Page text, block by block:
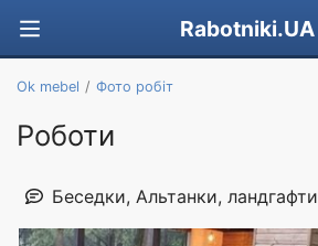
Rabotniki.UA
Ok mebel Фото робіт
Роботи
Беседки, Альтанки, ландгафти